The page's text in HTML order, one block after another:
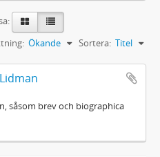
Sortera: Titel
Ökande
såsom brev och biographica